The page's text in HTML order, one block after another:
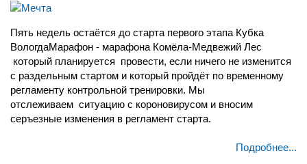
Пять недель остаётся до старта первого этапа Кубка
ВологдаМарафон - марафона Комёла-Медвежий Лес
который планируется провести, если ничего не изменится
с раздельным стартом и который пройдёт по временному
регламенту контрольной тренировки. Мы
отслеживаем ситуацию с короновирусом и вносим
серъезные изменения в регламент старта.
Подробнее...